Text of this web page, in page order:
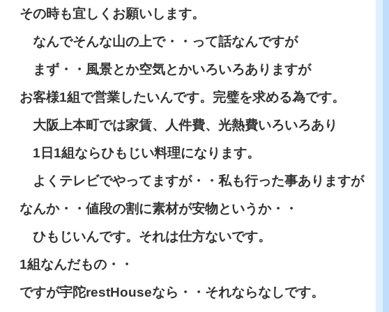
その時も宜しくお願いします。
なんでそんな山の上で・・って話なんですが
まず・・風景とか空気とかいろいろありますが
お客様1組で営業したいんです。完璧を求める為です。
大阪上本町では家賃、人件費、光熱費いろいろあり
1日1組ならひもじい料理になります。
よくテレビでやってますが・・私も行った事ありますが
なんか・・値段の割に素材が安物というか・・
ひもじいんです。それは仕方ないです。
1組なんだもの・・
ですが宇陀restHouseなら・・それならなしです。